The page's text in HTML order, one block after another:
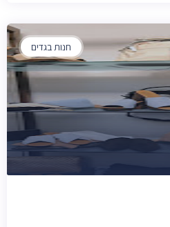
חנות בגדים